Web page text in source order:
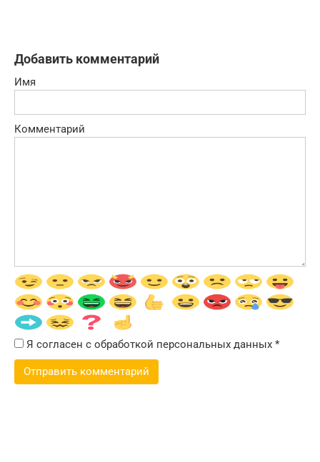
Добавить комментарий
Имя
Комментарий
Я согласен с обработкой персональных данных *